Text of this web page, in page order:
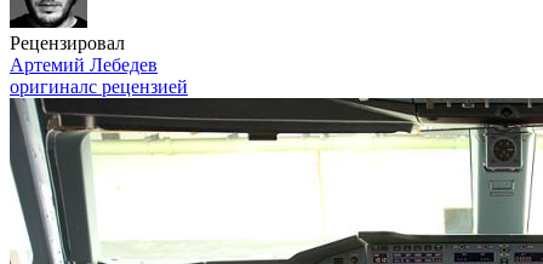
Рецензировал
Артемий Лебедев
оригиналс рецензией